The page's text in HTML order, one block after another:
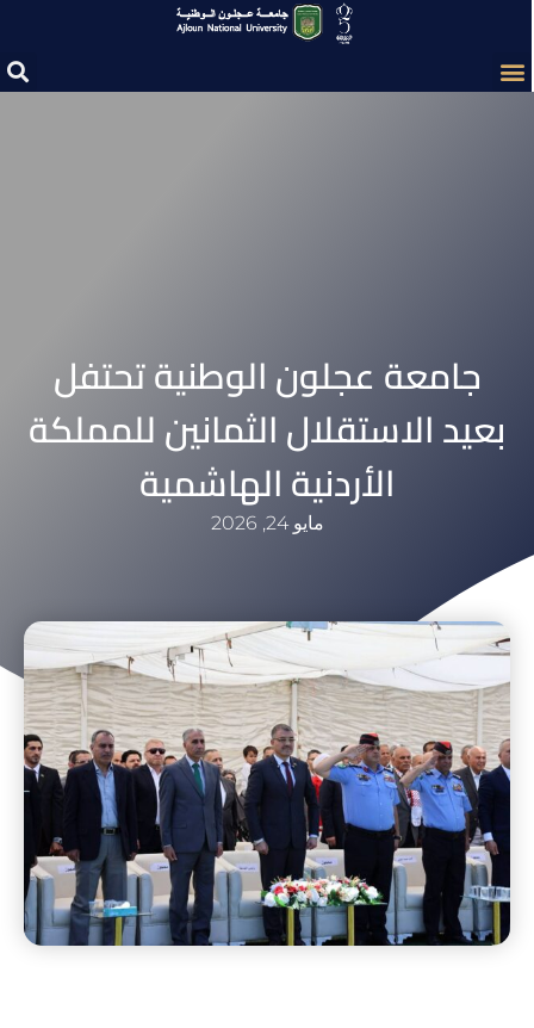
جامعة عجلون الوطنية تحتفل
بعيد الاستقلال الثمانين للمملكة
الأردنية الهاشمية
مايو 24, 2026